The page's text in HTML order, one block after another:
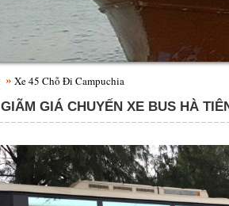
Xe 45 Chỗ Đi Campuchia
GIÃM GIÁ CHUYẾN XE BUS HÀ